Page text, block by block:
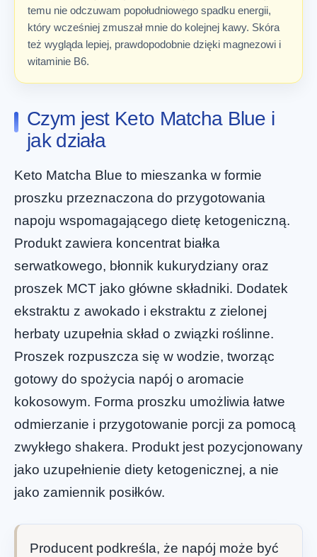
temu nie odczuwam popołudniowego spadku energii,
który wcześniej zmuszał mnie do kolejnej kawy. Skóra
też wygląda lepiej, prawdopodobnie dzięki magnezowi i
witaminie B6.
Czym jest Keto Matcha Blue i
jak działa
Keto Matcha Blue to mieszanka w formie
proszku przeznaczona do przygotowania
napoju wspomagającego dietę ketogeniczną.
Produkt zawiera koncentrat białka
serwatkowego, błonnik kukurydziany oraz
proszek MCT jako główne składniki. Dodatek
ekstraktu z awokado i ekstraktu z zielonej
herbaty uzupełnia skład o związki roślinne.
Proszek rozpuszcza się w wodzie, tworząc
gotowy do spożycia napój o aromacie
kokosowym. Forma proszku umożliwia łatwe
odmierzanie i przygotowanie porcji za pomocą
zwykłego shakera. Produkt jest pozycjonowany
jako uzupełnienie diety ketogenicznej, a nie
jako zamiennik posiłków.
Producent podkreśla, że napój może być